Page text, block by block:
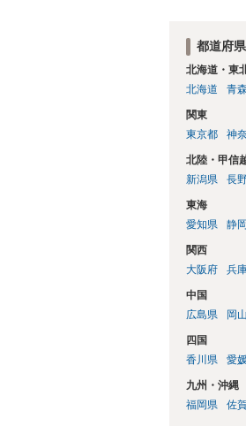
都道府
北海道・東
北海道
青
関東
東京都
神
北陸・甲信
新潟県
長
東海
愛知県
静
関西
大阪府
兵
中国
広島県
岡
四国
香川県
愛
九州・沖縄
福岡県
佐